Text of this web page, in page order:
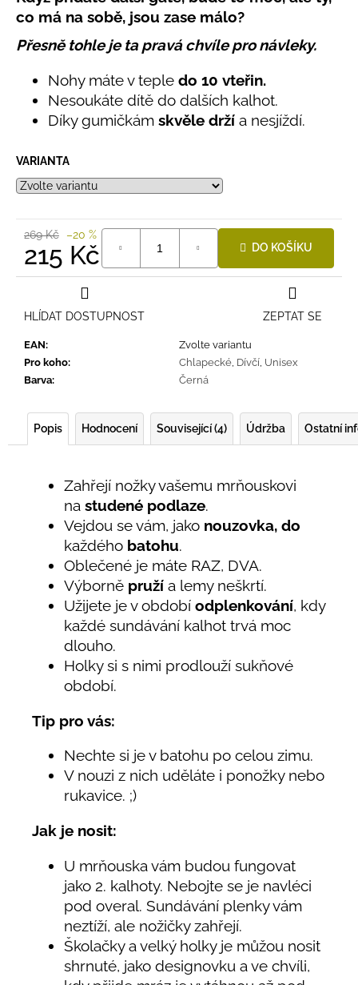
produktu
je
0,0
z
hvězdiček.
co má na sobě, jsou zase málo?
Přesně tohle je ta pravá chvíle pro návleky.
Nohy máte v teple do 10 vteřin.
Nesoukáte dítě do dalších kalhot.
Díky gumičkám skvěle drží a nesjíždí.
VARIANTA
269 Kč –20 %
215 Kč
Měrná
DO KOŠÍKU
EAN:
Zvolte variantu
Pro koho: Chlapecké, Dívčí, Unisex
Barva: Černá
ZEPTAT SE
HLÍDAT DOSTUPNOST
Popis Hodnocení Související (4) Ostatní
Údržba
Zahřejí nožky vašemu mrňouskovi
na studené podlaze.
Vejdou se vám, jako nouzovka, do
každého batohu.
Oblečené je máte RAZ, DVA.
Výborně pruží a lemy neškrtí.
Užijete je v období odplenkování, kdy
každé sundávání kalhot trvá moc
dlouho.
Holky si s nimi prodlouží sukňové
období.
Tip pro vás:
Nechte si je v batohu po celou zimu.
V nouzi z nich uděláte i ponožky nebo
rukavice. ;)
Jak je nosit:
U mrňouska vám budou fungovat
jako 2. kalhoty. Nebojte se je navléci
pod overal. Sundávání plenky vám
neztíží, ale nožičky zahřejí.
Školačky a velký holky je můžou nosit
shrnuté, jako designovku a ve chvíli,
u
j
e
UV
30
SVĚTLE
395
Kč